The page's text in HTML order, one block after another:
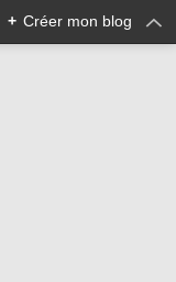
+ Créer mon blog